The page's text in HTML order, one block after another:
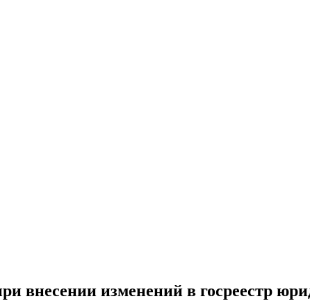
внесении изменений в госреестр